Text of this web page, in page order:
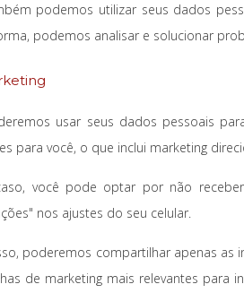
podemos utilizar seus dados
podemos analisar e solucionar
usar seus dados pessoais
para você, o que inclui marketing
você pode optar por não
nos ajustes do seu celular.
poderemos compartilhar apenas as
de marketing mais relevantes para